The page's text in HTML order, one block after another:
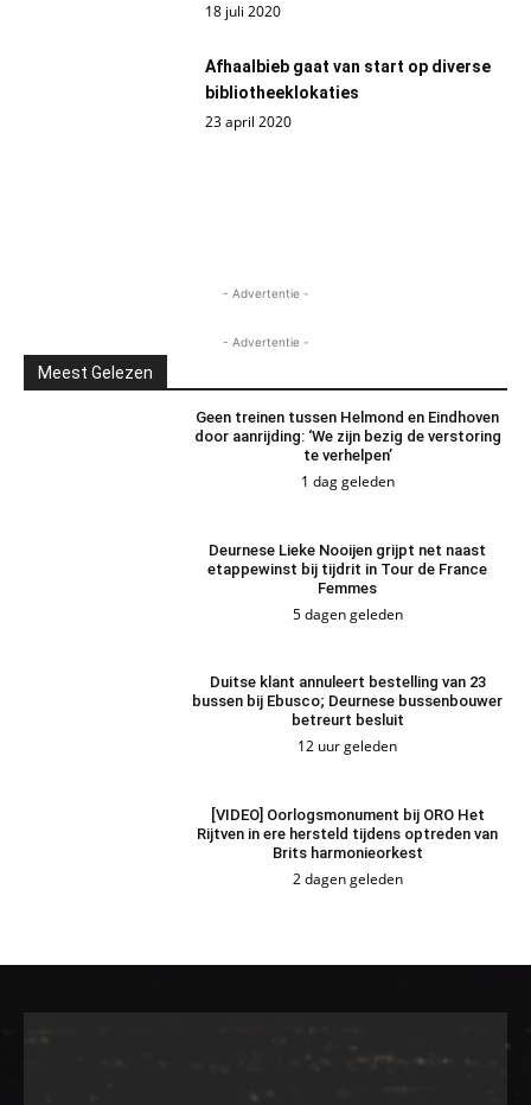
18 juli 2020
Afhaalbieb gaat van start op diverse
bibliotheeklokaties
23 april 2020
- Advertentie -
- Advertentie -
Meest Gelezen
Geen treinen tussen Helmond en Eindhoven
door aanrijding: ‘We zijn bezig de verstoring
te verhelpen’
1 dag geleden
Deurnese Lieke Nooijen grijpt net naast
etappewinst bij tijdrit in Tour de France
Femmes
5 dagen geleden
Duitse klant annuleert bestelling van 23
bussen bij Ebusco; Deurnese bussenbouwer
betreurt besluit
12 uur geleden
[VIDEO] Oorlogsmonument bij ORO Het
Rijtven in ere hersteld tijdens optreden van
Brits harmonieorkest
2 dagen geleden